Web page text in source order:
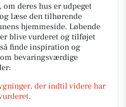
om deres hus er udpeget
læse den tilhørende
hjemmeside. Løbende
blive vurderet og tilføjet
finde inspiration og
bevaringsværdige
der indtil videre har
.